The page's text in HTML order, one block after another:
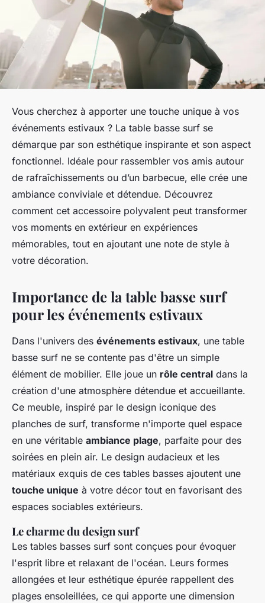
Vous cherchez à apporter une touche unique à vos
événements estivaux ? La table basse surf se
démarque par son esthétique inspirante et son aspect
fonctionnel. Idéale pour rassembler vos amis autour
de rafraîchissements ou d’un barbecue, elle crée une
ambiance conviviale et détendue. Découvrez
comment cet accessoire polyvalent peut transformer
vos moments en extérieur en expériences
mémorables, tout en ajoutant une note de style à
votre décoration.
Importance de la table basse surf
pour les événements estivaux
Dans l'univers des événements estivaux, une table
basse surf ne se contente pas d'être un simple
élément de mobilier. Elle joue un rôle central dans la
création d'une atmosphère détendue et accueillante.
Ce meuble, inspiré par le design iconique des
planches de surf, transforme n'importe quel espace
en une véritable ambiance plage, parfaite pour des
soirées en plein air. Le design audacieux et les
matériaux exquis de ces tables basses ajoutent une
touche unique à votre décor tout en favorisant des
espaces sociables extérieurs.
Le charme du design surf
Les tables basses surf sont conçues pour évoquer
l'esprit libre et relaxant de l'océan. Leurs formes
allongées et leur esthétique épurée rappellent des
plages ensoleillées, ce qui apporte une dimension